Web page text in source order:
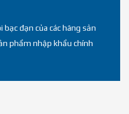
bạc đạn của các hãng sản
phẩm nhập khẩu chính